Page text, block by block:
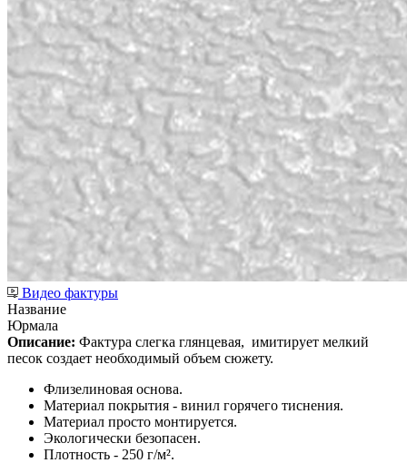
Видео фактуры
Название
Юрмала
Описание: Фактура слегка глянцевая, имитирует мелкий
песок создает необходимый объем сюжету.
Флизелиновая основа.
Материал покрытия - винил горячего тиснения.
Материал просто монтируется.
Экологически безопасен.
Плотность - 250 г/м².